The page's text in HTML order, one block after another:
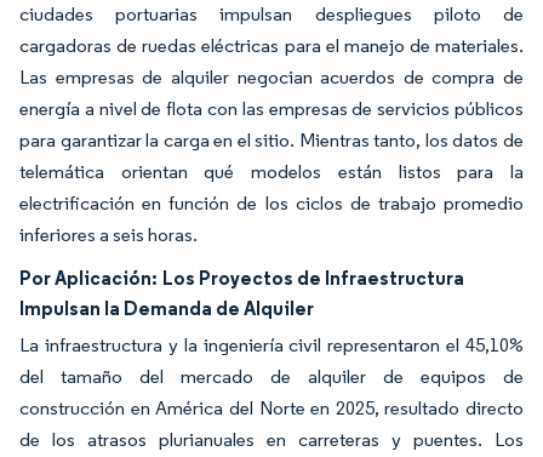
ciudades portuarias impulsan despliegues piloto de
cargadoras de ruedas eléctricas para el manejo de materiales.
Las empresas de alquiler negocian acuerdos de compra de
energía a nivel de flota con las empresas de servicios públicos
para garantizar la carga en el sitio. Mientras tanto, los datos de
telemática orientan qué modelos están listos para la
electrificación en función de los ciclos de trabajo promedio
inferiores a seis horas.
Por Aplicación: Los Proyectos de Infraestructura
Impulsan la Demanda de Alquiler
La infraestructura y la ingeniería civil representaron el 45,10%
del tamaño del mercado de alquiler de equipos de
construcción en América del Norte en 2025, resultado directo
de los atrasos plurianuales en carreteras y puentes. Los